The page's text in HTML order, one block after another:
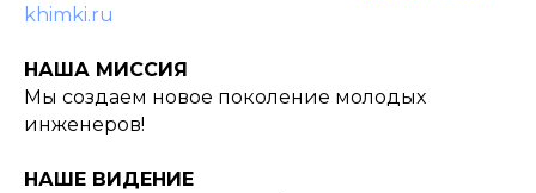
khimki.ru
НАША МИССИЯ
Мы создаем новое поколение молодых
инженеров!
НАШЕ ВИДЕНИЕ